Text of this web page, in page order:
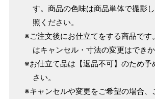
SW
～160cm
～95cm
MW
す。商品の色味は商品単体で撮影
照ください。
※ご注文後にお仕立てをする商品です
はキャンセル・寸法の変更はできか
※お仕立て品は【返品不可】のため予
さい。
※キャンセルや変更をご希望の場合、